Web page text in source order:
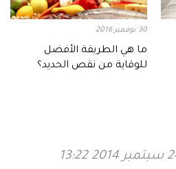
30 نوفمبر 2016
ما هي الطريقة الأفضل
للوقاية من نقص الحديد؟